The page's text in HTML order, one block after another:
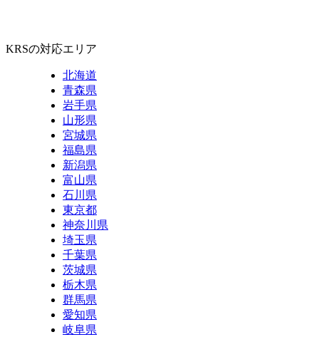
KRSの対応エリア
北海道
青森県
岩手県
山形県
宮城県
福島県
新潟県
富山県
石川県
東京都
神奈川県
埼玉県
千葉県
茨城県
栃木県
群馬県
愛知県
岐阜県